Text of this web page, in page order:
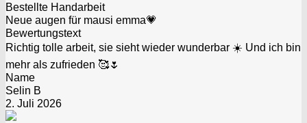
Bestellte Handarbeit
Neue augen für mausi emma💗
Bewertungstext
Richtig tolle arbeit, sie sieht wieder wunderbar ☀️ Und ich bin
mehr als zufrieden 🥰🌷
Name
Selin B
2. Juli 2026